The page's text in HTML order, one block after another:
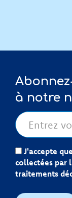
à notre
J'accepte
collectées par
traitements